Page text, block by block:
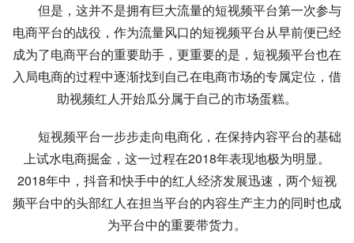
但是，这并不是拥有巨大流量的短视频平台第一次参与
电商平台的战役，作为流量风口的短视频平台从早前便已经
成为了电商平台的重要助手，更重要的是，短视频平台也在
入局电商的过程中逐渐找到自己在电商市场的专属定位，借
助视频红人开始瓜分属于自己的市场蛋糕。
短视频平台一步步走向电商化，在保持内容平台的基础
上试水电商掘金，这一过程在2018年表现地极为明显。
2018年中，抖音和快手中的红人经济发展迅速，两个短视
频平台中的头部红人在担当平台的内容生产主力的同时也成
为平台中的重要带货力。